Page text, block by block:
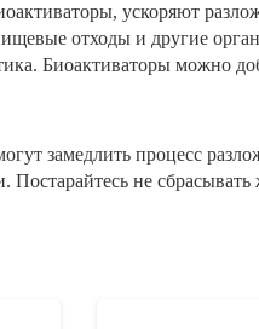
ускоряют
отходы и другие
Биоактиваторы можно
замедлить процесс
Постарайтесь не